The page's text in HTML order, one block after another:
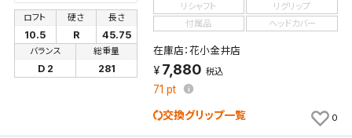
ロフト
10.5
硬さ
R
長さ
45.75
バランス
D 2
総重量
281
リシャフト
リグリップ
付属品
ヘッドカバー
在庫店：花小金井店
7,880 税込
71 pt
交換グリップ一覧 0